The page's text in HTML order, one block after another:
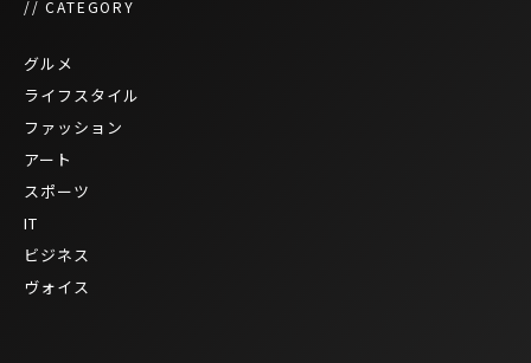
// CATEGORY
グルメ
ライフスタイル
ファッション
アート
スポーツ
IT
ビジネス
ヴォイス